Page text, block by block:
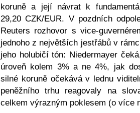
koruně a její návrat k
29,20 CZK/EUR. V pozdních
Reuters rozhovor s vice-
jednoho z největších jestřábů v
jeho holubičí tón: Niedermayer
úroveň kolem 3% a ne 4%, jak
silné koruně očekává v lednu
peněžního trhu reagovaly na
celkem výrazným poklesem (o více